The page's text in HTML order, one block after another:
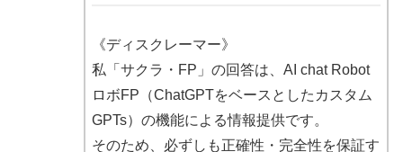
《ディスクレーマー》
私「サクラ・FP」の回答は、AI chat Robot
ロボFP（ChatGPTをベースとしたカスタム
GPTs）の機能による情報提供です。
そのため、必ずしも正確性・完全性を保証す